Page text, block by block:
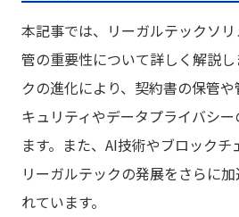
本記事では、リーガルテックソ
管の重要性について詳しく解説
クの進化により、契約書の保管
キュリティやデータプライバシ
ます。また、AI技術やブロック
リーガルテックの発展をさらに
れています。